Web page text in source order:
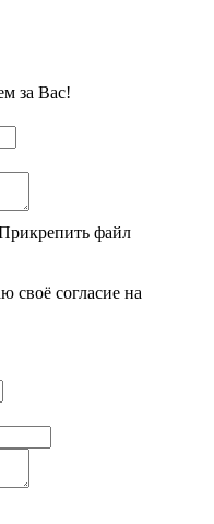
за Вас!
файл
своё согласие на